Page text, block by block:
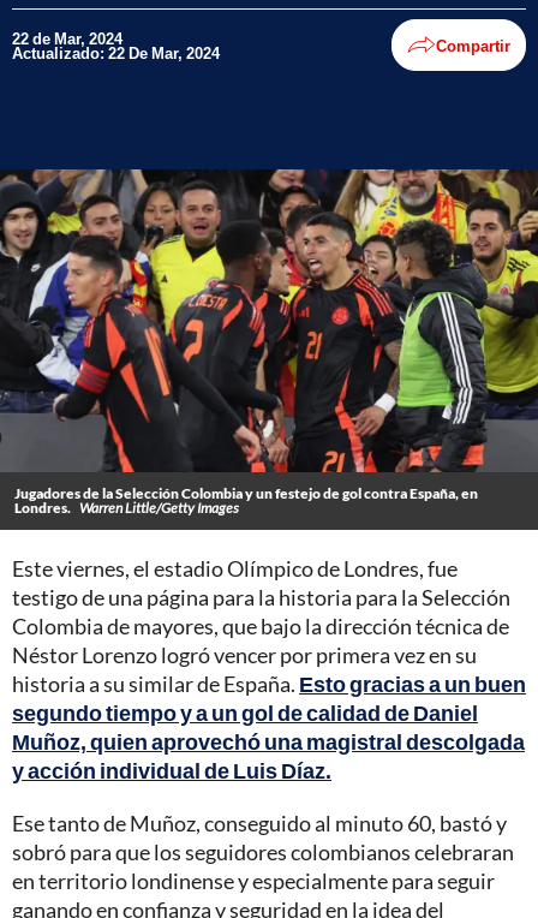
22 de Mar, 2024
Actualizado: 22 De Mar, 2024 Compartir
Jugadores de la Selección Colombia y un festejo de gol contra España, en
Londres. Warren Little/Getty Images
Este viernes, el estadio Olímpico de Londres, fue
testigo de una página para la historia para la Selección
Colombia de mayores, que bajo la dirección técnica de
Néstor Lorenzo logró vencer por primera vez en su
historia a su similar de España. Esto gracias a un buen
segundo tiempo y a un gol de calidad de Daniel
Muñoz, quien aprovechó una magistral descolgada
y acción individual de Luis Díaz.
Ese tanto de Muñoz, conseguido al minuto 60, bastó y
sobró para que los seguidores colombianos celebraran
en territorio londinense y especialmente para seguir
ganando en confianza y seguridad en la idea del